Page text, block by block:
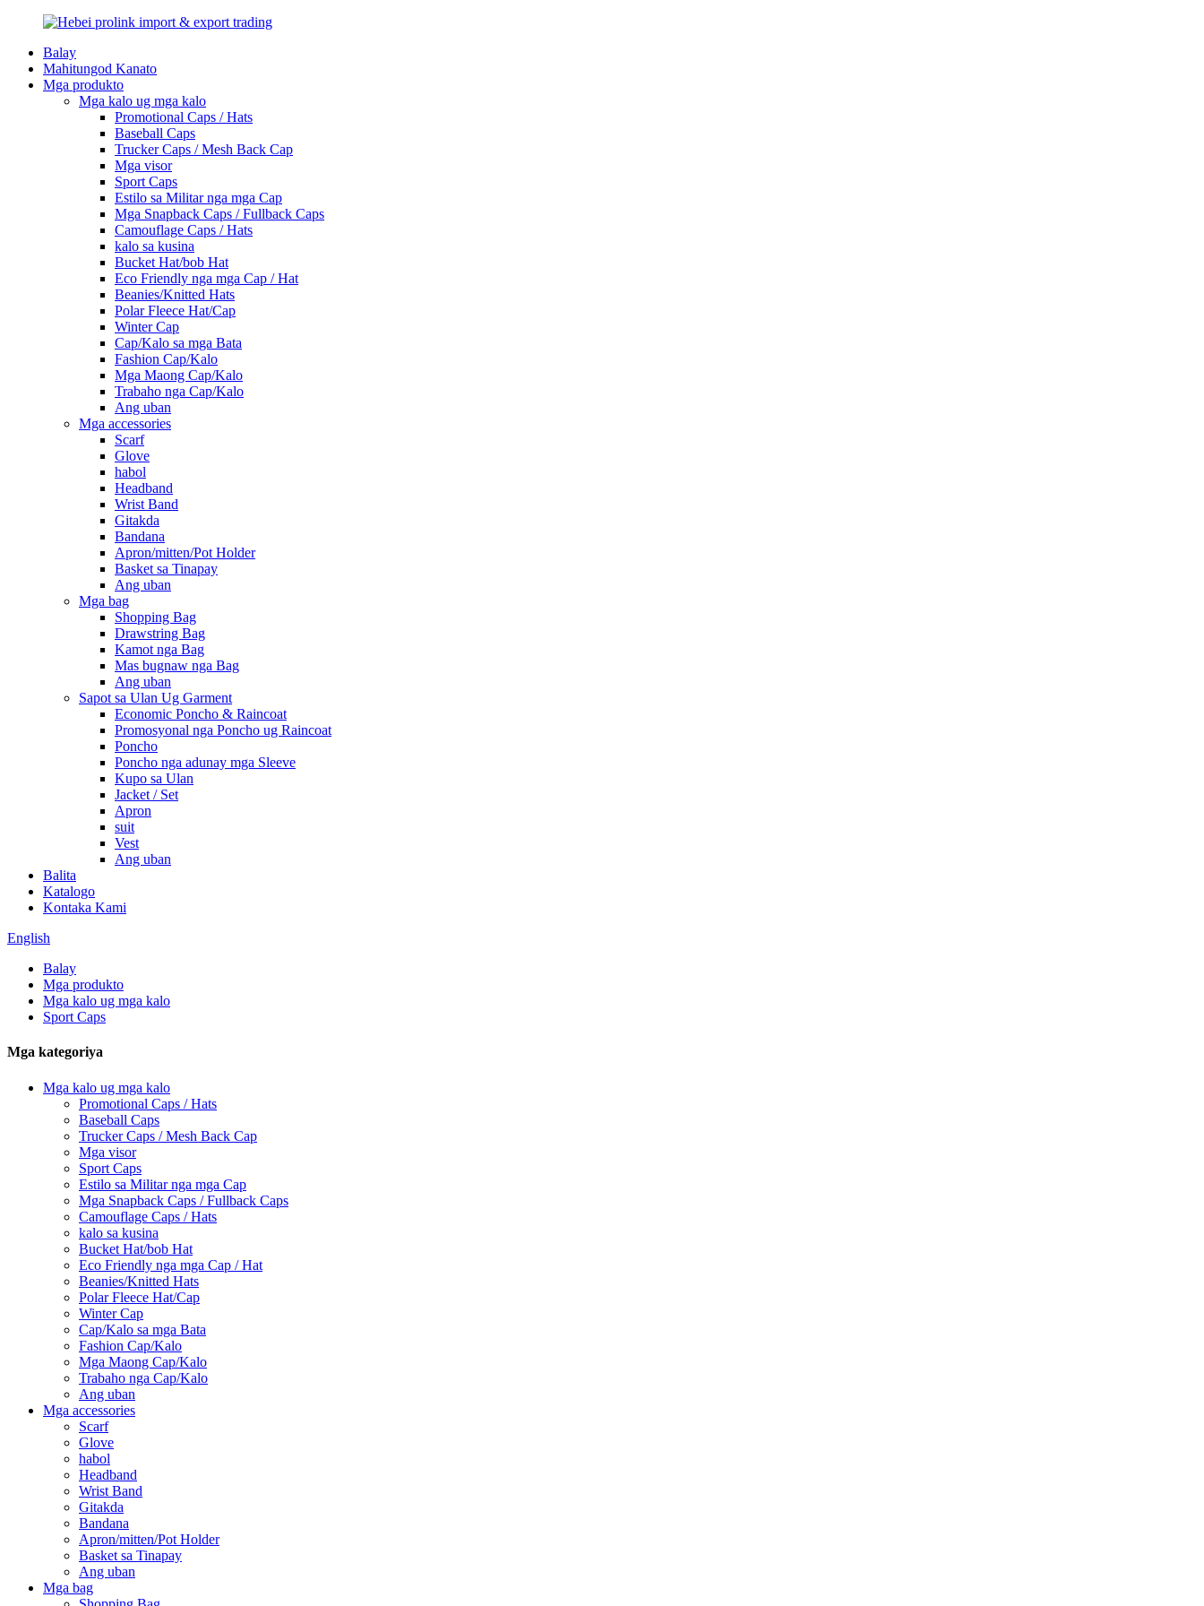
Balay
Mahitungod Kanato
Mga produkto
Mga kalo ug mga kalo
Promotional Caps / Hats
Baseball Caps
Trucker Caps / Mesh Back Cap
Mga visor
Sport Caps
Estilo sa Militar nga mga Cap
Mga Snapback Caps / Fullback Caps
Camouflage Caps / Hats
kalo sa kusina
Bucket Hat/bob Hat
Eco Friendly nga mga Cap / Hat
Beanies/Knitted Hats
Polar Fleece Hat/Cap
Winter Cap
Cap/Kalo sa mga Bata
Fashion Cap/Kalo
Mga Maong Cap/Kalo
Trabaho nga Cap/Kalo
Ang uban
Mga accessories
Scarf
Glove
habol
Headband
Wrist Band
Gitakda
Bandana
Apron/mitten/Pot Holder
Basket sa Tinapay
Ang uban
Mga bag
Shopping Bag
Drawstring Bag
Kamot nga Bag
Mas bugnaw nga Bag
Ang uban
Sapot sa Ulan Ug Garment
Economic Poncho & Raincoat
Promosyonal nga Poncho ug Raincoat
Poncho
Poncho nga adunay mga Sleeve
Kupo sa Ulan
Jacket / Set
Apron
suit
Vest
Ang uban
Balita
Katalogo
Kontaka Kami
English
Balay
Mga produkto
Mga kalo ug mga kalo
Sport Caps
Mga kategoriya
Mga kalo ug mga kalo
Promotional Caps / Hats
Baseball Caps
Trucker Caps / Mesh Back Cap
Mga visor
Sport Caps
Estilo sa Militar nga mga Cap
Mga Snapback Caps / Fullback Caps
Camouflage Caps / Hats
kalo sa kusina
Bucket Hat/bob Hat
Eco Friendly nga mga Cap / Hat
Beanies/Knitted Hats
Polar Fleece Hat/Cap
Winter Cap
Cap/Kalo sa mga Bata
Fashion Cap/Kalo
Mga Maong Cap/Kalo
Trabaho nga Cap/Kalo
Ang uban
Mga accessories
Scarf
Glove
habol
Headband
Wrist Band
Gitakda
Bandana
Apron/mitten/Pot Holder
Basket sa Tinapay
Ang uban
Mga bag